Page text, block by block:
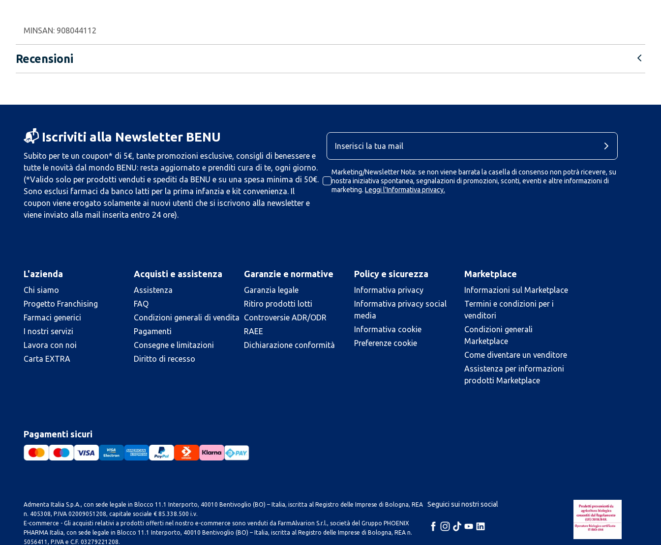
MINSAN: 908044112
Recensioni
📬 Iscriviti alla Newsletter BENU
Subito per te un coupon* di 5€, tante promozioni esclusive, consigli di benessere e
tutte le novità dal mondo BENU: resta aggiornato e prenditi cura di te, ogni giorno.
(*Valido solo per prodotti venduti e spediti da BENU e su una spesa minima di 50€.
Sono esclusi farmaci da banco latti per la prima infanzia e kit convenienza. Il
coupon viene erogato solamente ai nuovi utenti che si iscrivono alla newsletter e
viene inviato alla mail inserita entro 24 ore).
Marketing/Newsletter Nota: se non viene barrata la casella di consenso non potrà ricevere, su
nostra iniziativa spontanea, segnalazioni di promozioni, sconti, eventi e altre informazioni di
marketing. Leggi l'Informativa privacy.
L'azienda
Chi siamo
Progetto Franchising
Farmaci generici
I nostri servizi
Lavora con noi
Carta EXTRA
Acquisti e assistenza
Assistenza
FAQ
Condizioni generali di vendita
Pagamenti
Consegne e limitazioni
Diritto di recesso
Garanzie e normative
Garanzia legale
Ritiro prodotti lotti
Controversie ADR/ODR
RAEE
Dichiarazione conformità
Policy e sicurezza
Informativa privacy
Informativa privacy social
media
Informativa cookie
Preferenze cookie
Marketplace
Informazioni sul Marketplace
Termini e condizioni per i
venditori
Condizioni generali
Marketplace
Come diventare un venditore
Assistenza per informazioni
prodotti Marketplace
Pagamenti sicuri
Admenta Italia S.p.A., con sede legale in Blocco 11.1 Interporto, 40010 Bentivoglio (BO) – Italia, iscritta al Registro delle Imprese di Bologna, REA
n. 405308, P.IVA 02009051208, capitale sociale € 85.338.500 i.v.
E-commerce - Gli acquisti relativi a prodotti offerti nel nostro e-commerce sono venduti da FarmAlvarion S.r.l., società del Gruppo PHOENIX
PHARMA Italia, con sede legale in Blocco 11.1 Interporto, 40010 Bentivoglio (BO) – Italia, iscritta al Registro delle Imprese di Bologna, REA n.
5056411, P.IVA e C.F. 03279221208.
Seguici sui nostri social